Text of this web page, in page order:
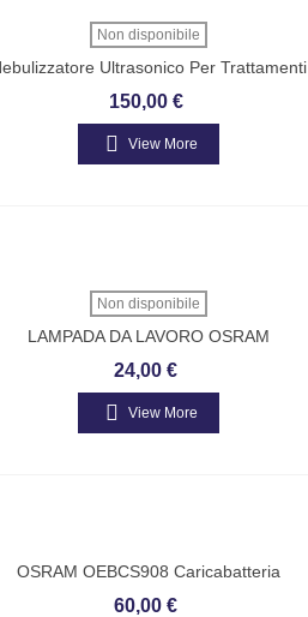
Non disponibile
Ultrasonico Per Trattamenti
Purificant
150,00 €
View More
Non disponibile
LAMPADA DA LAVORO OSRAM
LEDILPRO LEDinspect Professional 180
24,00 €
View More
OSRAM OEBCS908 Caricabatteria
Intelligente E Mantenitore Con Ciclo Di
60,00 €